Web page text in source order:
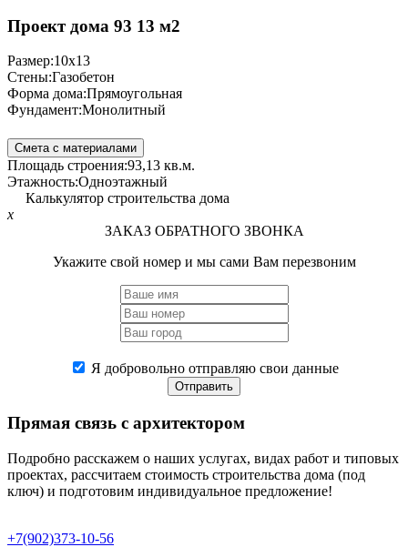
Проект дома 93 13 м2
Размер:10x13
Стены:Газобетон
Форма дома:Прямоугольная
Фундамент:Монолитный
Смета с материалами
Площадь строения:93,13 кв.м.
Этажность:Одноэтажный
Калькулятор строительства дома
x
ЗАКАЗ ОБРАТНОГО ЗВОНКА
Укажите свой номер и мы сами Вам перезвоним
Я добровольно отправляю свои данные
Отправить
Прямая связь с архитектором
Подробно расскажем о наших услугах, видах работ и типовых
проектах, рассчитаем стоимость строительства дома (под
ключ) и подготовим индивидуальное предложение!
+7(902)373-10-56